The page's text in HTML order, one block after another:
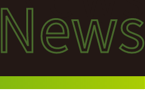
ニュース
News